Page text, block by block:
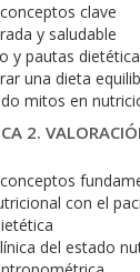
clave
y saludable
y pautas
una dieta
mitos en
2.
con el
del estado